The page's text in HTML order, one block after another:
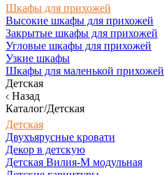
Шкафы для прихожей
Высокие шкафы для прихожей
Закрытые шкафы для прихожей
Угловые шкафы для прихожей
Узкие шкафы
Шкафы для маленькой прихожей
Детская
Назад
Каталог/Детская
Детская
Двухъярусные кровати
Декор в детскую
Детская Вилия-М модульная